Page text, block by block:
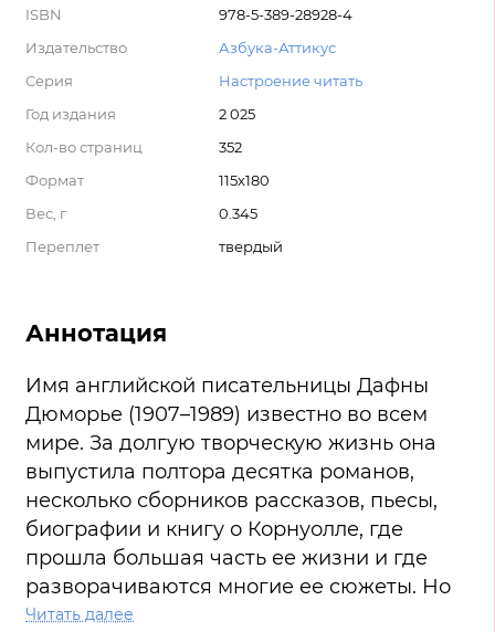
ISBN
978-5-389-28928-4
Издательство
Азбука-Аттикус
Серия
Настроение читать
Год издания
2 025
Кол-во страниц
352
Формат
115х180
Вес, г
0.345
Переплет
твердый
Аннотация
Имя английской писательницы Дафны
Дюморье (1907–1989) известно во всем
мире. За долгую творческую жизнь она
выпустила полтора десятка романов,
несколько сборников рассказов, пьесы,
биографии и книгу о Корнуолле, где
прошла большая часть ее жизни и где
разворачиваются многие ее сюжеты. Но
визитной карточкой писательницы
Читать далее